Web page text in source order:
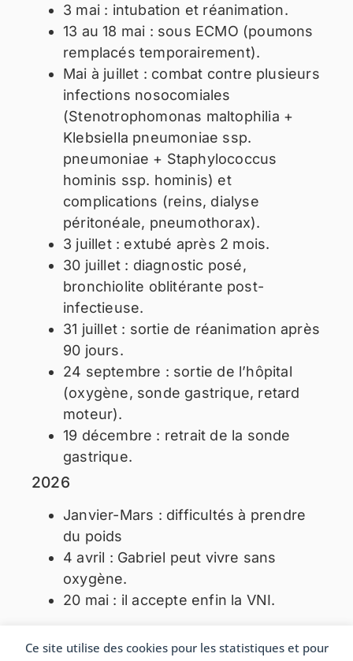
Ce site utilise des cookies pour les statistiques et pour
3 mai : intubation et réanimation.
13 au 18 mai : sous ECMO (poumons
remplacés temporairement).
Mai à juillet : combat contre plusieurs
infections nosocomiales
(Stenotrophomonas maltophilia +
Klebsiella pneumoniae ssp.
pneumoniae + Staphylococcus
hominis ssp. hominis) et
complications (reins, dialyse
péritonéale, pneumothorax).
3 juillet : extubé après 2 mois.
30 juillet : diagnostic posé,
bronchiolite oblitérante post-
infectieuse.
31 juillet : sortie de réanimation après
90 jours.
24 septembre : sortie de l’hôpital
(oxygène, sonde gastrique, retard
moteur).
19 décembre : retrait de la sonde
gastrique.
2026
Janvier-Mars : difficultés à prendre
du poids
4 avril : Gabriel peut vivre sans
oxygène.
20 mai : il accepte enfin la VNI.